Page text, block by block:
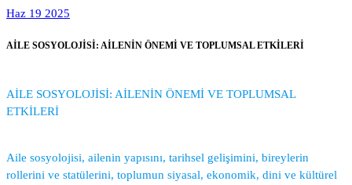
Haz 19 2025
AİLE SOSYOLOJİSİ: AİLENİN ÖNEMİ VE TOPLUMSAL ETKİLERİ
AİLE SOSYOLOJİSİ: AİLENİN ÖNEMİ VE TOPLUMSAL
ETKİLERİ
Aile sosyolojisi, ailenin yapısını, tarihsel gelişimini, bireylerin
rollerini ve statülerini, toplumun siyasal, ekonomik, dini ve kültürel